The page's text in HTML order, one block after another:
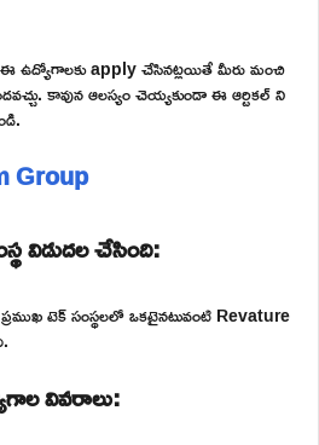
ఉద్యోగాలకు apply చేసినట్లయితే మీరు మంచి
కావున ఆలస్యం చెయ్యకుండా ఈ ఆర్టికల్ ని
Group
విడుదల చేసింది:
టెక్ సంస్థలలో ఒకటైనటువంటి Revature
వివరాలు: